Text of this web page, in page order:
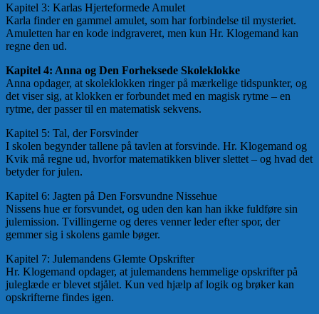
Kapitel 3: Karlas Hjerteformede Amulet
Karla finder en gammel amulet, som har forbindelse til mysteriet.
Amuletten har en kode indgraveret, men kun Hr. Klogemand kan
regne den ud.
Kapitel 4: Anna og Den Forheksede Skoleklokke
Anna opdager, at skoleklokken ringer på mærkelige tidspunkter, og
det viser sig, at klokken er forbundet med en magisk rytme – en
rytme, der passer til en matematisk sekvens.
Kapitel 5: Tal, der Forsvinder
I skolen begynder tallene på tavlen at forsvinde. Hr. Klogemand og
Kvik må regne ud, hvorfor matematikken bliver slettet – og hvad det
betyder for julen.
Kapitel 6: Jagten på Den Forsvundne Nissehue
Nissens hue er forsvundet, og uden den kan han ikke fuldføre sin
julemission. Tvillingerne og deres venner leder efter spor, der
gemmer sig i skolens gamle bøger.
Kapitel 7: Julemandens Glemte Opskrifter
Hr. Klogemand opdager, at julemandens hemmelige opskrifter på
juleglæde er blevet stjålet. Kun ved hjælp af logik og brøker kan
opskrifterne findes igen.